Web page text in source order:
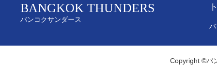
BANGKOK THUNDERS
バンコクサンダース
Copyright ©バ